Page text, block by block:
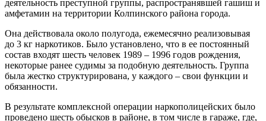
деятельность преступной группы, распространявшей гашиш и
амфетамин на территории Колпинского района города.
Она действовала около полугода, ежемесячно реализовывая
до 3 кг наркотиков. Было установлено, что в ее постоянный
состав входят шесть человек 1989 – 1996 годов рождения,
некоторые ранее судимы за подобную деятельность. Группа
была жестко структурирована, у каждого – свои функции и
обязанности.
В результате комплексной операции наркополицейских было
проведено шесть обысков в районе, в том числе в гараже, где,